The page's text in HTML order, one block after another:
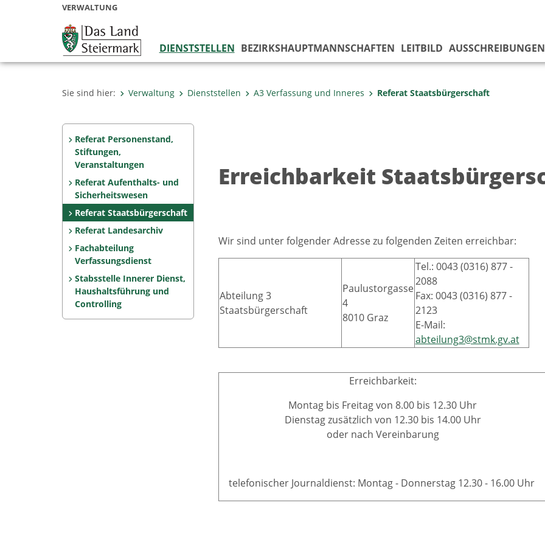
VERWALTUNG
DIENSTSTELLEN BEZIRKS­HAUPTMANNSCHAFTEN LEITBILD AUSSCHREIBUNGEN
Sie sind hier: Verwaltung Dienststellen A3 Verfassung und Inneres Referat Staatsbürgerschaft
Referat Personenstand,
Stiftungen,
Veranstaltungen
Referat Aufenthalts- und
Sicherheitswesen
Referat Staatsbürgerschaft
Referat Landesarchiv
Fachabteilung
Verfassungs­dienst
Stabsstelle Innerer Dienst,
Haushaltsführung und
Controlling
Erreichbarkeit
Wir sind unter folgender Adresse zu folgenden Zeiten erreichbar:
Abteilung 3
Staatsbürgerschaft
Paulustorgasse
4
8010 Graz
Tel.: 0043 (0316) 877 -
2088
Fax: 0043 (0316) 877 -
2123
E-Mail:
abteilung3@stmk.gv.at
Erreichbarkeit:
Montag bis Freitag von 8.00 bis 12.30 Uhr
Dienstag zusätzlich von 12.30 bis 14.00 Uhr
oder nach Vereinbarung
telefonischer Journaldienst: Montag - Donnerstag 12.30 - 16.00 Uhr